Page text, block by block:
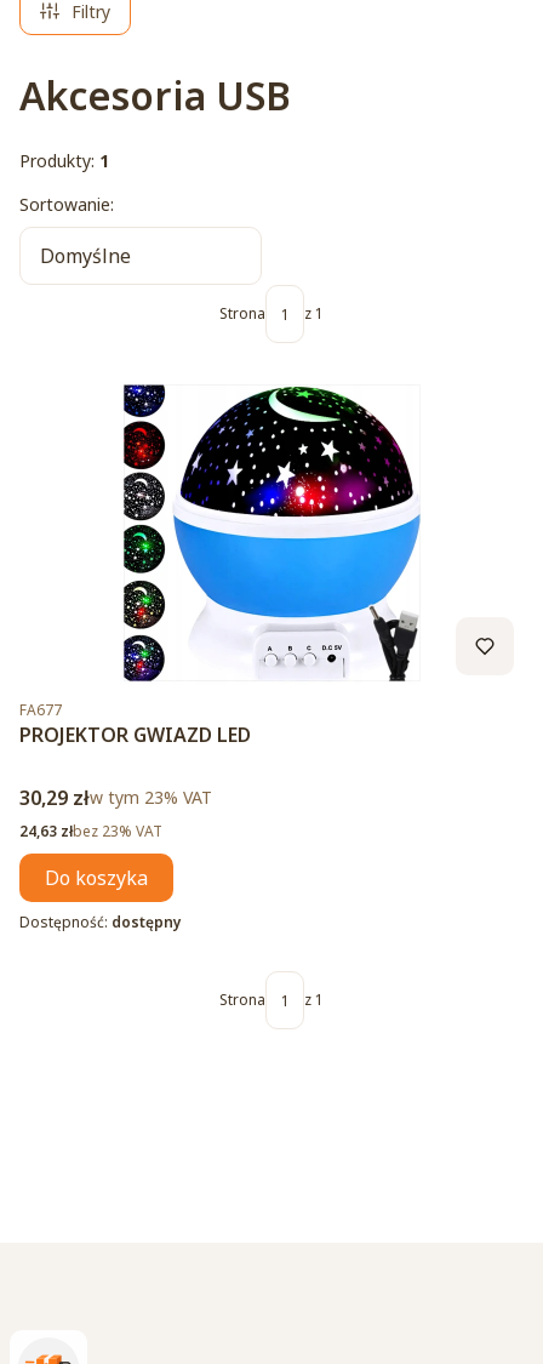
Filtry
Akcesoria USB
Produkty: 1
Lista produktów
Sortowanie:
Domyślne
Strona z 1
Kod produktu
FA677
PROJEKTOR GWIAZD LED
Cena brutto
30,29 złw tym %s VAT
w tym 23% VAT
Cena netto
24,63 złbez 23% VAT
Do koszyka
Dostępność: dostępny
Strona z 1